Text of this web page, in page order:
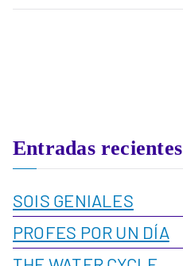
Entradas recientes
SOIS GENIALES
PROFES POR UN DÍA